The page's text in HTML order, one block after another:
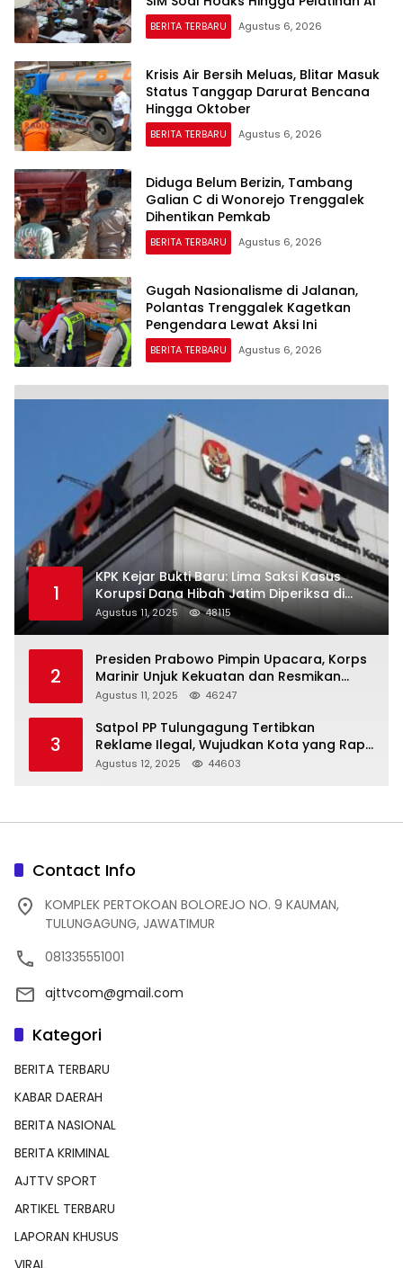
BERITA TERBARU Agustus 6, 2026
Krisis Air Bersih Meluas, Blitar Masuk
Status Tanggap Darurat Bencana
Hingga Oktober
BERITA TERBARU Agustus 6, 2026
Diduga Belum Berizin, Tambang
Galian C di Wonorejo Trenggalek
Dihentikan Pemkab
BERITA TERBARU Agustus 6, 2026
Gugah Nasionalisme di Jalanan,
Polantas Trenggalek Kagetkan
Pengendara Lewat Aksi Ini
BERITA TERBARU Agustus 6, 2026
1
KPK Kejar Bukti Baru: Lima Saksi Kasus
Korupsi Dana Hibah Jatim Diperiksa di
Trenggalek
Agustus 11, 2025 48115
2
Presiden Prabowo Pimpin Upacara, Korps
Marinir Unjuk Kekuatan dan Resmikan
Struktur Baru
Agustus 11, 2025 46247
3
Satpol PP Tulungagung Tertibkan
Reklame Ilegal, Wujudkan Kota yang Rapi
dan Indah
Agustus 12, 2025 44603
Contact Info
KOMPLEK PERTOKOAN BOLOREJO NO. 9 KAUMAN,
TULUNGAGUNG, JAWATIMUR
081335551001
ajttvcom@gmail.com
Kategori
BERITA TERBARU
KABAR DAERAH
BERITA NASIONAL
BERITA KRIMINAL
AJTTV SPORT
ARTIKEL TERBARU
LAPORAN KHUSUS
VIRAL